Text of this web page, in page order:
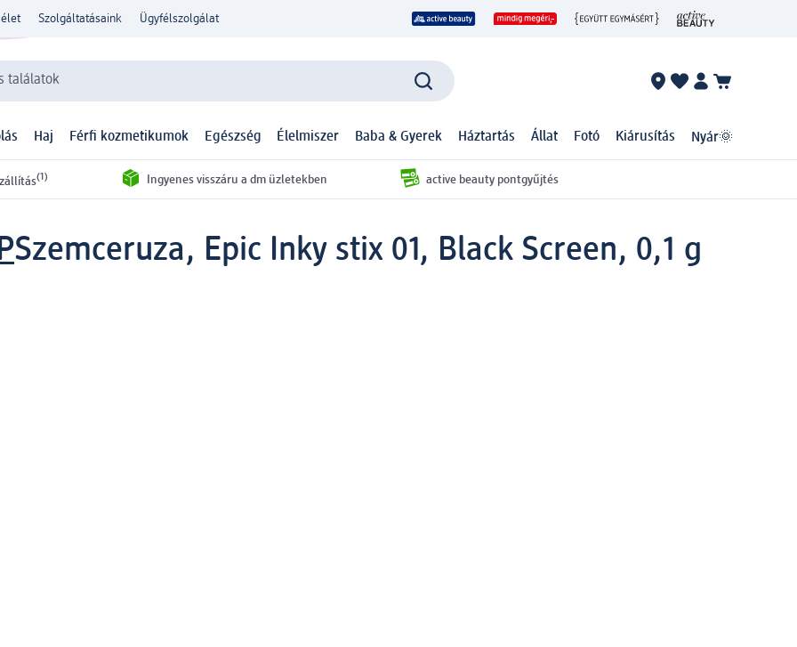
élet Szolgáltatásaink Ügyfélszolgálat
találatok
Haj Férfi kozmetikumok Egészség Élelmiszer Baba & Gyerek Háztartás Állat Fotó Kiárusítás Nyár🌞
(1) Ingyenes visszáru a dm üzletekben active beauty pontgyűjtés
Szemceruza, Epic Inky stix 01, Black Screen, 0,1 g